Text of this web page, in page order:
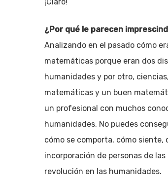
¿Por qué le parecen
Analizando en el pasado cómo
matemáticas porque eran dos
humanidades y por otro,
matemáticas y un buen
un profesional con muchos
humanidades. No puedes
cómo se comporta, cómo
incorporación de personas de
revolución en las humanidades.